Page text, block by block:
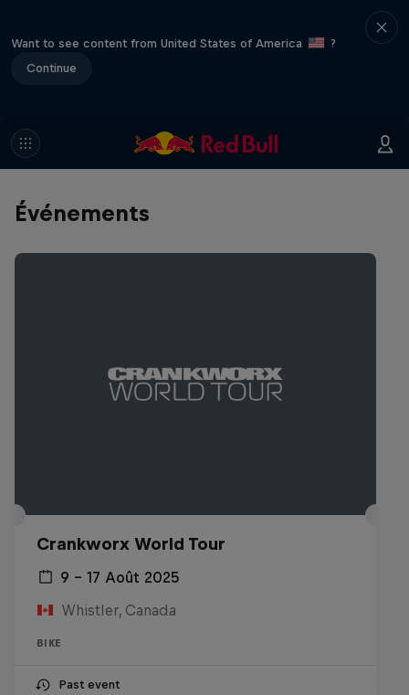
Want to see content from United States of America
?
Continue
Événements
Crankworx World Tour
9 – 17 Août 2025
Whistler, Canada
BIKE
Past event